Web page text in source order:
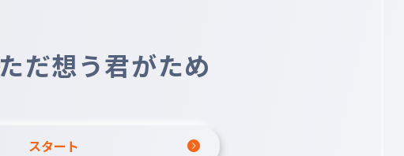
ただ想う君がため
スタート